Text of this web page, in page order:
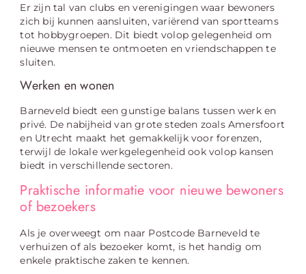
Er zijn tal van clubs en verenigingen waar bewoners
zich bij kunnen aansluiten, variërend van sportteams
tot hobbygroepen. Dit biedt volop gelegenheid om
nieuwe mensen te ontmoeten en vriendschappen te
sluiten.
Werken en wonen
Barneveld biedt een gunstige balans tussen werk en
privé. De nabijheid van grote steden zoals Amersfoort
en Utrecht maakt het gemakkelijk voor forenzen,
terwijl de lokale werkgelegenheid ook volop kansen
biedt in verschillende sectoren.
Praktische informatie voor nieuwe bewoners
of bezoekers
Als je overweegt om naar Postcode Barneveld te
verhuizen of als bezoeker komt, is het handig om
enkele praktische zaken te kennen.